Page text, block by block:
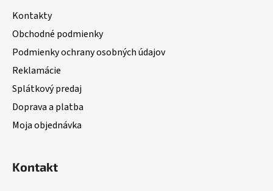
Kontakty
Obchodné podmienky
Podmienky ochrany osobných údajov
Reklamácie
Splátkový predaj
Doprava a platba
Moja objednávka
Kontakt